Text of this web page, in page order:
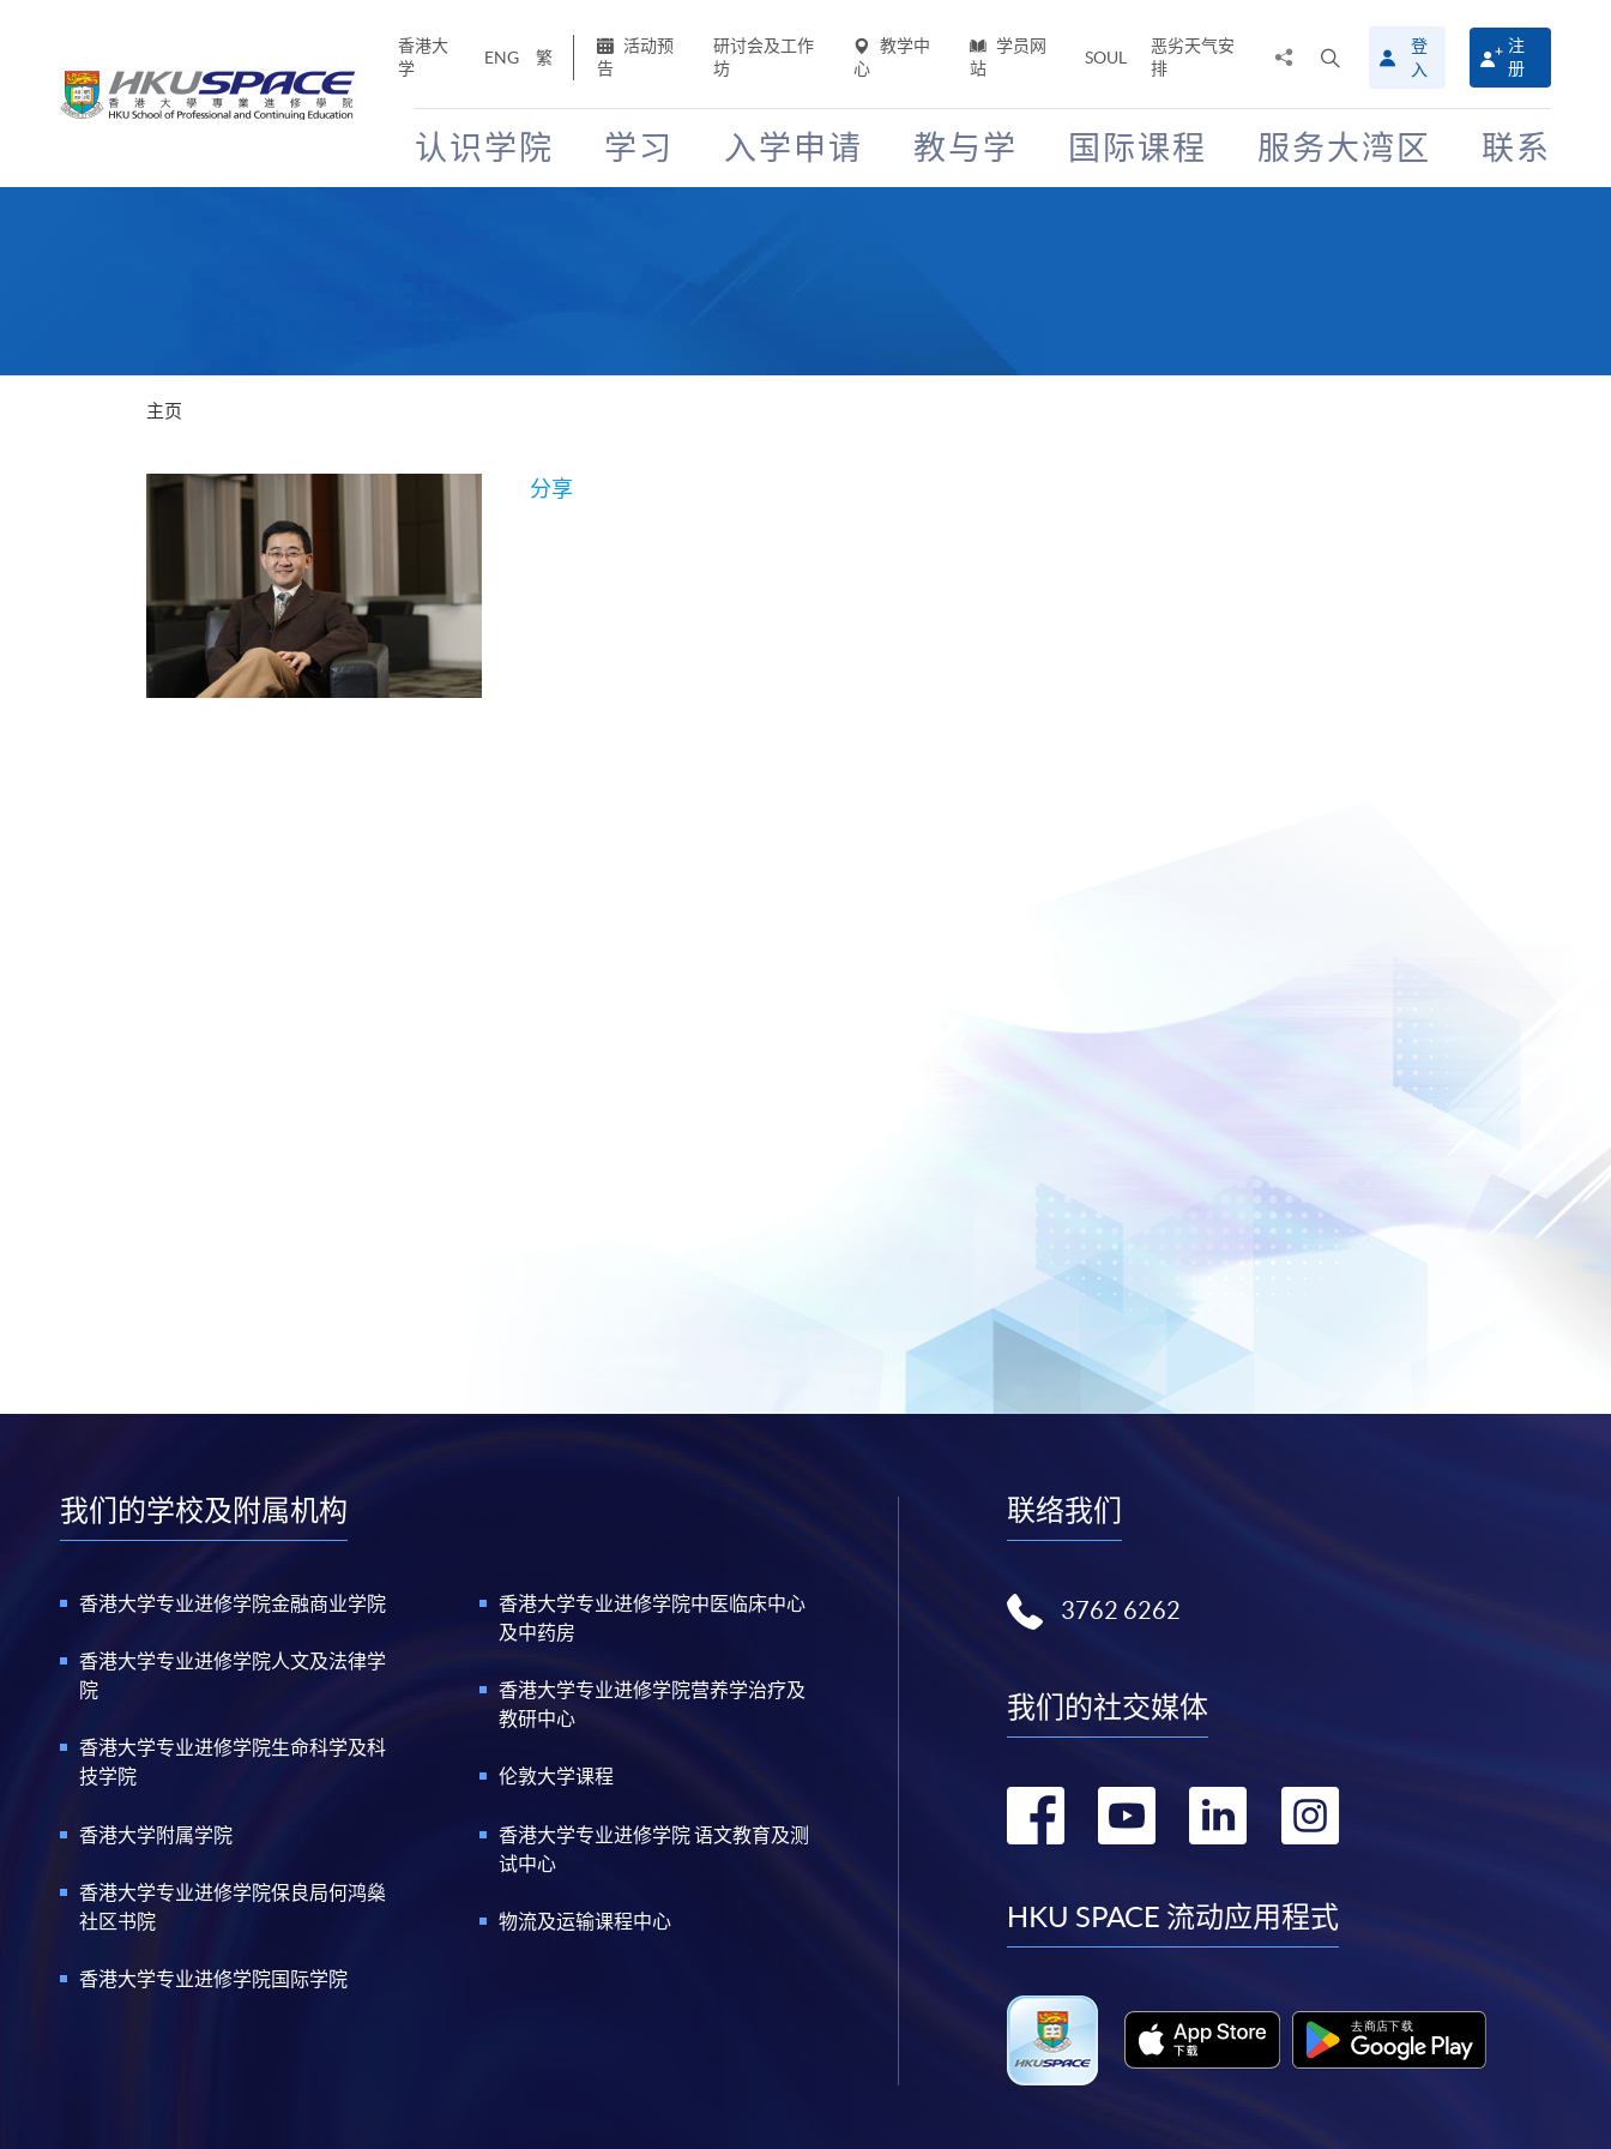
香港大
学
ENG 繁
活动预
告
研讨会及工作
坊
教学中
心
学员网
站
SOUL
恶劣天气安
排
搜
寻
介
面
登
入
注
册
认识学院 学习 入学申请 教与学 国际课程 服务大湾区 联系
主页
分享
我们的学校及附属机构
香港大学专业进修学院金融商业学院
香港大学专业进修学院人文及法律学
院
香港大学专业进修学院生命科学及科
技学院
香港大学附属学院
香港大学专业进修学院保良局何鸿燊
社区书院
香港大学专业进修学院国际学院
香港大学专业进修学院中医临床中心
及中药房
香港大学专业进修学院营养学治疗及
教研中心
伦敦大学课程
香港大学专业进修学院 语文教育及测
试中心
物流及运输课程中心
联络我们
3762 6262
我们的社交媒体
转
facebook
转
youtube
转
linkedin
转
instagram
HKU SPACE 流动应用程式